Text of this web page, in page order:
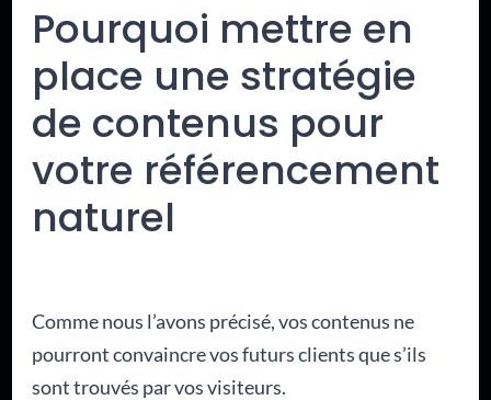
Pourquoi mettre en
place une stratégie
de contenus pour
votre référencement
naturel
Comme nous l’avons précisé, vos contenus ne
pourront convaincre vos futurs clients que s’ils
sont trouvés par vos visiteurs.